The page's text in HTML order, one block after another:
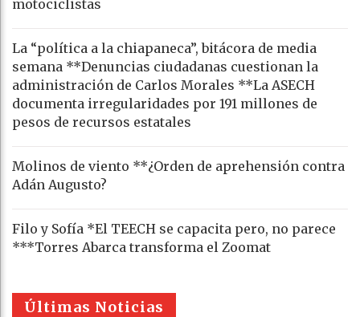
motociclistas
La “política a la chiapaneca”, bitácora de media
semana **Denuncias ciudadanas cuestionan la
administración de Carlos Morales **La ASECH
documenta irregularidades por 191 millones de
pesos de recursos estatales
Molinos de viento **¿Orden de aprehensión contra
Adán Augusto?
Filo y Sofía *El TEECH se capacita pero, no parece
***Torres Abarca transforma el Zoomat
Últimas Noticias